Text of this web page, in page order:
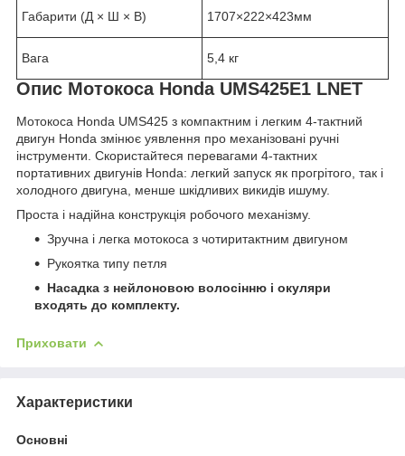
Габарити (Д × Ш × В) 1707×222×423мм
Вага 5,4 кг
Опис Мотокоса Honda UMS425E1 LNET
Мотокоса Honda UMS425 з компактним і легким 4-тактний
двигун Honda змінює уявлення про механізовані ручні
інструменти. Скористайтеся перевагами 4-тактних
портативних двигунів Honda: легкий запуск як прогрітого, так і
холодного двигуна, менше шкідливих викидів ишуму.
Проста і надійна конструкція робочого механізму.
Зручна і легка мотокоса з чотиритактним двигуном
Рукоятка типу петля
Насадка з нейлоновою волосінню і окуляри
входять до комплекту.
Приховати
Характеристики
Основні